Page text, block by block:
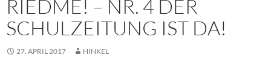
RIEDME! – NR. 4 DER
SCHULZEITUNG IST DA!
27. APRIL 2017 HINKEL